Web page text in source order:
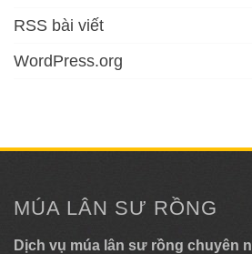
RSS bài viết
WordPress.org
MÚA LÂN SƯ RỒNG
Dịch vụ múa lân sư rồng chuyên